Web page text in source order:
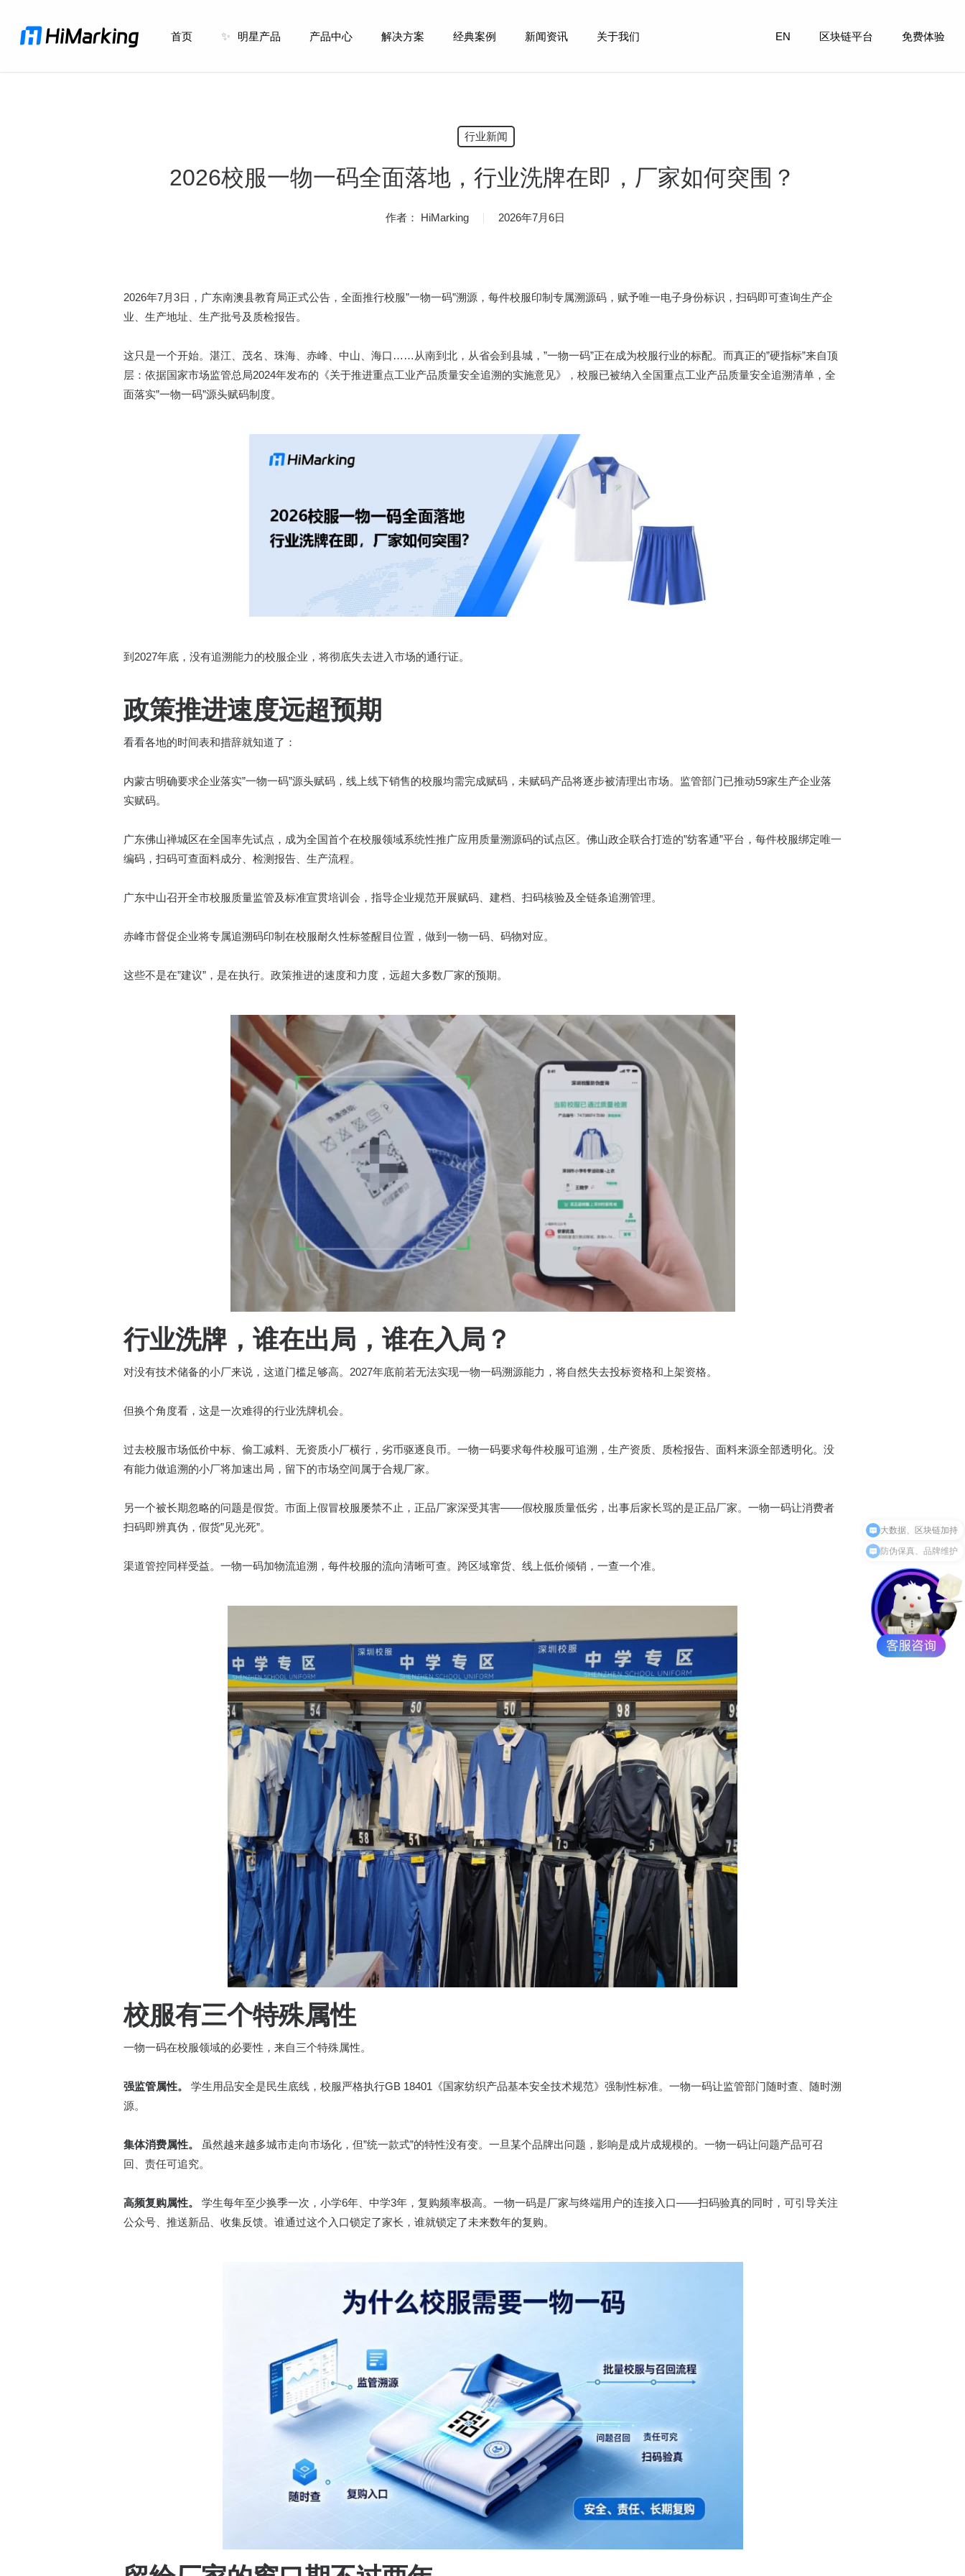
首页 ✨ 明星产品 产品中心 解决方案 经典案例 新闻资讯 关于我们 EN 区块链平台 免费体验
行业新闻
2026校服一物一码全面落地，行业洗牌在即，厂家如何突围？
作者： HiMarking 2026年7月6日
2026年7月3日，广东南澳县教育局正式公告，全面推行校服”一物一码”溯源，每件校服印制专属溯源码，赋予唯一电子身份标识，扫码即可查询生产企
业、生产地址、生产批号及质检报告。
这只是一个开始。湛江、茂名、珠海、赤峰、中山、海口……从南到北，从省会到县城，”一物一码”正在成为校服行业的标配。而真正的”硬指标”来自顶
层：依据国家市场监管总局2024年发布的《关于推进重点工业产品质量安全追溯的实施意见》，校服已被纳入全国重点工业产品质量安全追溯清单，全
面落实”一物一码”源头赋码制度。
到2027年底，没有追溯能力的校服企业，将彻底失去进入市场的通行证。
政策推进速度远超预期
看看各地的时间表和措辞就知道了：
内蒙古明确要求企业落实”一物一码”源头赋码，线上线下销售的校服均需完成赋码，未赋码产品将逐步被清理出市场。监管部门已推动59家生产企业落
实赋码。
广东佛山禅城区在全国率先试点，成为全国首个在校服领域系统性推广应用质量溯源码的试点区。佛山政企联合打造的”纺客通”平台，每件校服绑定唯一
编码，扫码可查面料成分、检测报告、生产流程。
广东中山召开全市校服质量监管及标准宣贯培训会，指导企业规范开展赋码、建档、扫码核验及全链条追溯管理。
赤峰市督促企业将专属追溯码印制在校服耐久性标签醒目位置，做到一物一码、码物对应。
这些不是在”建议”，是在执行。政策推进的速度和力度，远超大多数厂家的预期。
行业洗牌，谁在出局，谁在入局？
对没有技术储备的小厂来说，这道门槛足够高。2027年底前若无法实现一物一码溯源能力，将自然失去投标资格和上架资格。
但换个角度看，这是一次难得的行业洗牌机会。
过去校服市场低价中标、偷工减料、无资质小厂横行，劣币驱逐良币。一物一码要求每件校服可追溯，生产资质、质检报告、面料来源全部透明化。没
有能力做追溯的小厂将加速出局，留下的市场空间属于合规厂家。
另一个被长期忽略的问题是假货。市面上假冒校服屡禁不止，正品厂家深受其害——假校服质量低劣，出事后家长骂的是正品厂家。一物一码让消费者
扫码即辨真伪，假货”见光死”。
渠道管控同样受益。一物一码加物流追溯，每件校服的流向清晰可查。跨区域窜货、线上低价倾销，一查一个准。
校服有三个特殊属性
一物一码在校服领域的必要性，来自三个特殊属性。
强监管属性。
学生用品安全是民生底线，校服严格执行GB 18401《国家纺织产品基本安全技术规范》强制性标准。一物一码让监管部门随时查、随时溯
源。
集体消费属性。
虽然越来越多城市走向市场化，但”统一款式”的特性没有变。一旦某个品牌出问题，影响是成片成规模的。一物一码让问题产品可召
回、责任可追究。
高频复购属性。
学生每年至少换季一次，小学6年、中学3年，复购频率极高。一物一码是厂家与终端用户的连接入口——扫码验真的同时，可引导关注
公众号、推送新品、收集反馈。谁通过这个入口锁定了家长，谁就锁定了未来数年的复购。